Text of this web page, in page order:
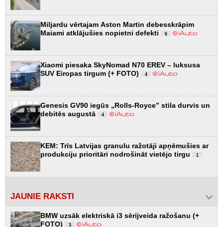
Miljardu vērtajam Aston Martin debesskrāpim
Maiami atklājušies nopietni defekti
6
Xiaomi piesaka SkyNomad N70 EREV – luksusa
SUV Eiropas tirgum (+ FOTO)
4
Genesis GV90 iegūs „Rolls-Royce” stila durvis un
debitēs augustā
4
KEM: Trīs Latvijas granulu ražotāji apņēmušies ar
produkciju prioritāri nodrošināt vietējo tirgu
1
JAUNIE RAKSTI
BMW uzsāk elektriskā i3 sērijveida ražošanu (+
FOTO)
3